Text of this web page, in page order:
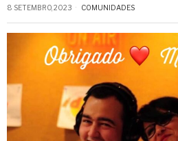
8 SETEMBRO, 2023 COMUNIDADES